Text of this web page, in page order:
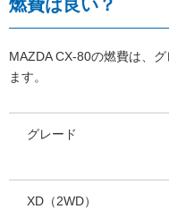
燃費は良い？
MAZDA CX-80の燃費は、
ます。
グレード
XD（2WD）